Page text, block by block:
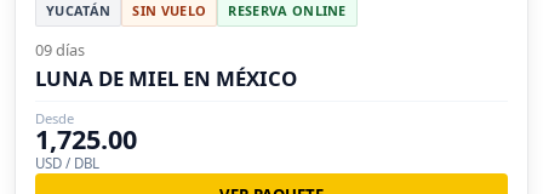
YUCATÁN SIN VUELO RESERVA ONLINE
09 días
LUNA DE MIEL EN MÉXICO
Desde
1,725.00
USD / DBL